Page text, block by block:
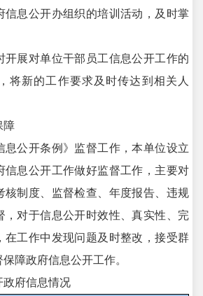
息公开办组织的培训活动，及时掌
展对单位干部员工信息公开工作的
将新的工作要求及时传达到相关人
公开条例》监督工作，本单位设立
信息公开工作做好监督工作，主要对
核制度、监督检查、年度报告、违规
，对于信息公开时效性、真实性、完
在工作中发现问题及时整改，接受群
障政府信息公开工作。
府信息情况